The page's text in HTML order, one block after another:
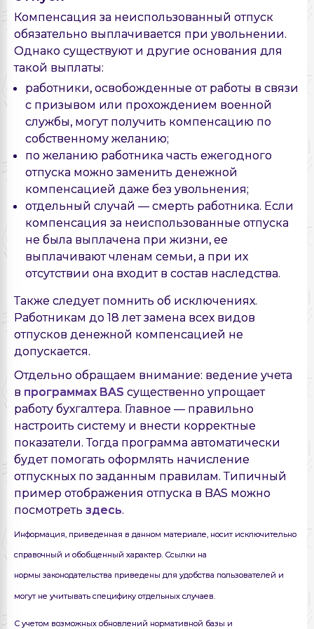
Компенсация за неиспользованный отпуск
обязательно выплачивается при увольнении.
Однако существуют и другие основания для
такой выплаты:
работники, освобожденные от работы в связи
с призывом или прохождением военной
службы, могут получить компенсацию по
собственному желанию;
по желанию работника часть ежегодного
отпуска можно заменить денежной
компенсацией даже без увольнения;
отдельный случай — смерть работника. Если
компенсация за неиспользованные отпуска
не была выплачена при жизни, ее
выплачивают членам семьи, а при их
отсутствии она входит в состав наследства.
Также следует помнить об исключениях.
Работникам до 18 лет замена всех видов
отпусков денежной компенсацией не
допускается.
Отдельно обращаем внимание: ведение учета
в программах BAS существенно упрощает
работу бухгалтера. Главное — правильно
настроить систему и внести корректные
показатели. Тогда программа автоматически
будет помогать оформлять начисление
отпускных по заданным правилам. Типичный
пример отображения отпуска в BAS можно
посмотреть здесь.
Информация, приведенная в данном материале, носит исключительно
справочный и обобщенный характер. Ссылки на
нормы законодательства приведены для удобства пользователей и
могут не учитывать специфику отдельных случаев.
С учетом возможных обновлений нормативной базы и